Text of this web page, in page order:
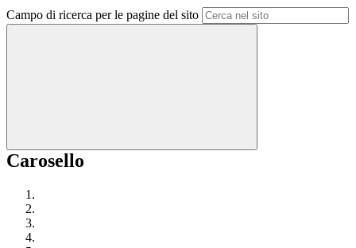
Campo di ricerca per le pagine del sito
Carosello